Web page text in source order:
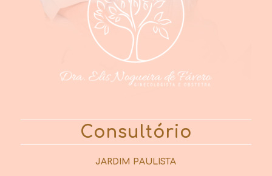
Consultório
JARDIM PAULISTA